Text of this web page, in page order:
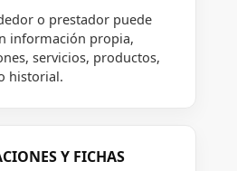
o prestador puede
información propia,
servicios, productos,
historial.
Y FICHAS